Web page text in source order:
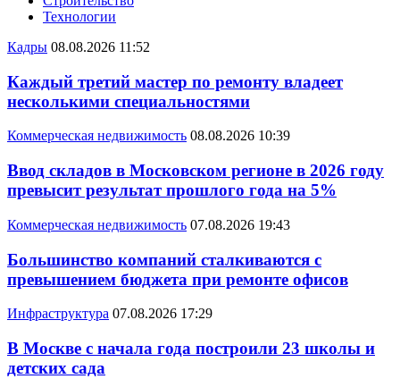
Технологии
Кадры 08.08.2026 11:52
Каждый третий мастер по ремонту владеет
несколькими специальностями
Коммерческая недвижимость 08.08.2026 10:39
Ввод складов в Московском регионе в 2026 году
превысит результат прошлого года на 5%
Коммерческая недвижимость 07.08.2026 19:43
Большинство компаний сталкиваются с
превышением бюджета при ремонте офисов
Инфраструктура 07.08.2026 17:29
В Москве с начала года построили 23 школы и
детских сада